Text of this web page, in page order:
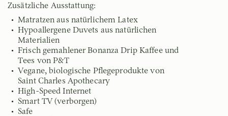
Zusätzliche Ausstattung:
Matratzen aus natürlichem Latex
Hypoallergene Duvets aus natürlichen
Materialien
Frisch gemahlener Bonanza Drip Kaffee und
Tees von P&T
Vegane, biologische Pflegeprodukte von
Saint Charles Apothecary
High-Speed Internet
Smart TV (verborgen)
Safe